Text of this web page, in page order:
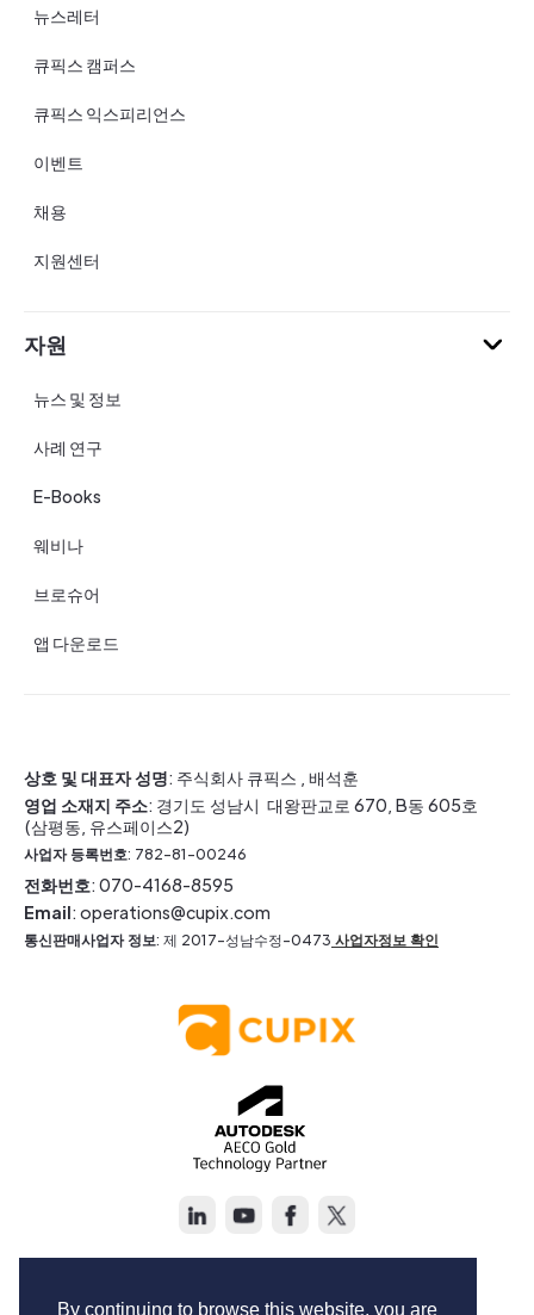
By continuing to browse this website, you are
뉴스레터
큐픽스 캠퍼스
큐픽스 익스피리언스
이벤트
채용
지원센터
자원
뉴스 및 정보
사례 연구
E-Books
웨비나
브로슈어
앱 다운로드
상호 및 대표자 성명: 주식회사 큐픽스 , 배석훈
영업 소재지 주소: 경기도 성남시 대왕판교로 670, B동 605호
(삼평동, 유스페이스2)
사업자 등록번호: 782-81-00246
전화번호: 070-4168-8595
Email: operations@cupix.com
통신판매사업자 정보: 제 2017-성남수정-0473 사업자정보 확인
Terms of Service